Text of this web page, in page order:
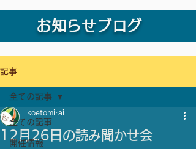
お知らせブログ
記事
全ての記事
開催情報
全ての記事
12月26日の読み聞かせ会
koetomirai